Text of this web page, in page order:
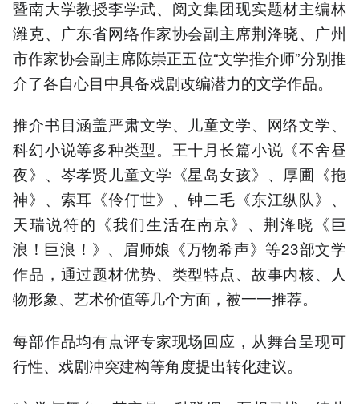
暨南大学教授李学武、阅文集团现实题材主编林
潍克、广东省网络作家协会副主席荆洚晓、广州
市作家协会副主席陈崇正五位“文学推介师”分别推
介了各自心目中具备戏剧改编潜力的文学作品。
推介书目涵盖严肃文学、儿童文学、网络文学、
科幻小说等多种类型。王十月长篇小说《不舍昼
夜》、岑孝贤儿童文学《星岛女孩》、厚圃《拖
神》、索耳《伶仃世》、钟二毛《东江纵队》、
天瑞说符的《我们生活在南京》、荆洚晓《巨
浪！巨浪！》、眉师娘《万物希声》等23部文学
作品，通过题材优势、类型特点、故事内核、人
物形象、艺术价值等几个方面，被一一推荐。
每部作品均有点评专家现场回应，从舞台呈现可
行性、戏剧冲突建构等角度提出转化建议。